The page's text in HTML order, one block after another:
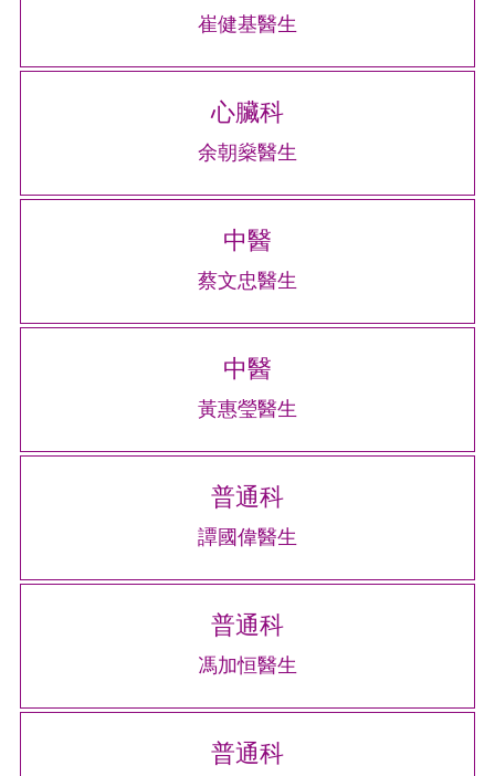
崔健基醫生
心臟科
余朝燊醫生
中醫
蔡文忠醫生
中醫
黃惠瑩醫生
普通科
譚國偉醫生
普通科
馮加恒醫生
普通科